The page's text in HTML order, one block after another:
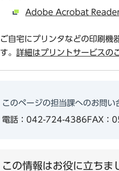
Adobe Acrobat Reader
ご自宅にプリンタなどの印刷機
す。 詳細はプリントサービスの
このページの担当課へのお問い
電話：042-724-4386FAX：
この情報はお役に立ちま